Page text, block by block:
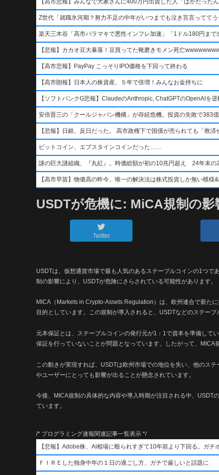
Z世代「就職氷河期？努力不足の中年がいつまでも泣き言言ってて
楽天三木谷「高市バラマキで悪性インフレ加速」「1ドル180円ま
【悲報】カカオ豆大暴落！豆買ってた靴磨きモメン死亡
【高市悲報】PayPay こっそりIPO価格を下回って終わる
【高市朗報】日本人の株資産、５年で倍増！みんなお金持ちに
【ソフトバンクG悲報】ClaudeのAnthropic, ChatGPTのOpenAI
安倍晋三の「クールジャパン機構」が存続危機。投資の失敗で383
【悲報】日銀、反日だった。 高市政権下で国債が売られても「救済
ビットコイン、エプスタインコインだった……
謎の巨大謎組織、『丸紅』。時価総額が初の10兆円超え 24年末の
【高市早苗】物価高の昨今、唯一の解決法は株式投資しか無い模
USDTが危機に: MiCA規制の影
Twitter
USDTは、仮想通貨市場で最も人気のあるステーブルコインの1つ
制の影響により、USDTが危険にさらされている可能性があります。
MICA（Markets in Crypto-Assets Regulation）は、欧州連合で新た
目的としています。この規制が導入されると、USDTなどのステー
元本保証とは、ステーブルコインの発行元が1：1で資本を準備して
保証を行っていないことが問題となっています。したがって、
この動きが実現すれば、USDTは欧州市場での地位を失い、他のス
やユーザーにとっても影響が出ることが懸念されています。
今後、MICA規制の具体的な内容や導入時期が注目される中、USDT
ています。
/* プログラミング速報関連記事一覧表示 */
【悲報】Adobe株、AI相場に殴られすぎて10年前より下回る。ガチ
ＦＩＲＥした独身中年の１日の過ごし方、ガチで厳しいと話題に